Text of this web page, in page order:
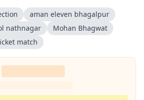
aman eleven bhagalpur
nathnagar
Mohan Bhagwat
match